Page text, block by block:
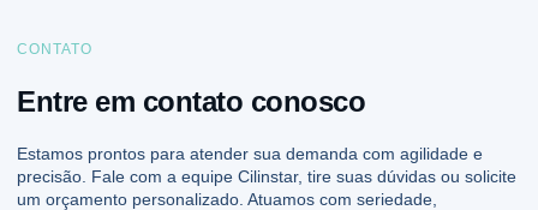
CONTATO
Entre em contato conosco
Estamos prontos para atender sua demanda com agilidade e
precisão. Fale com a equipe Cilinstar, tire suas dúvidas ou solicite
um orçamento personalizado. Atuamos com seriedade,